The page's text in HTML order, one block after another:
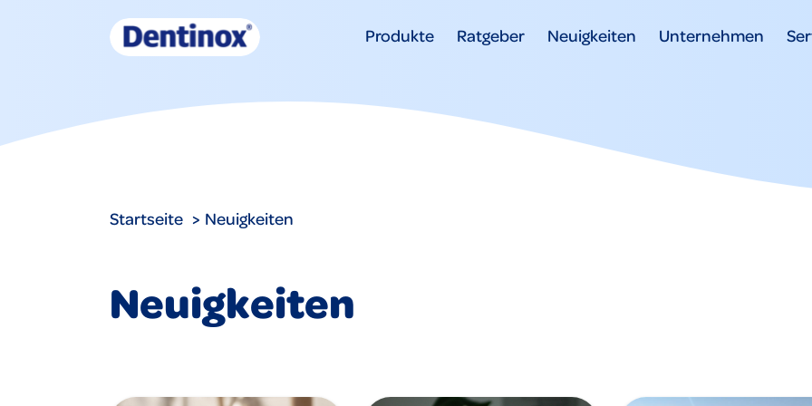
Produkte Ratgeber Neuigkeiten Unternehmen
Startseite Neuigkeiten
Neuigkeiten